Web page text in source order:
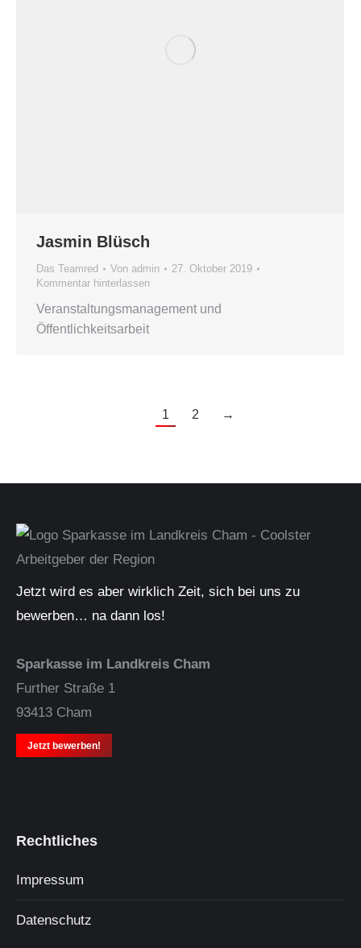
Jasmin Blüsch
Das Teamred Von admin
27. Oktober 2019
Kommentar hinterlassen
Veranstaltungsmanagement und
Öffentlichkeitsarbeit
1 2 →
Jetzt wird es aber wirklich Zeit, sich bei uns zu
bewerben… na dann los!
Sparkasse im Landkreis Cham
Further Straße 1
93413 Cham
Jetzt bewerben!
Rechtliches
Impressum
Datenschutz